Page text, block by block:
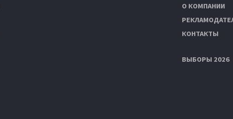
О КОМПАНИИ
КОНТАКТЫ
ВЫБОРЫ 2026